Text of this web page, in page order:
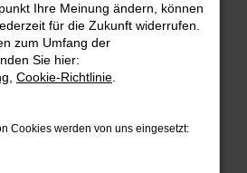
Error
aufgetreten.
die dir helfen können:
Firewall und deine
zum Beispiel deine
Ihre Meinung ändern, können
für die Zukunft widerrufen.
zum Umfang der
Sie hier:
Cookie-Richtlinie
Cookies werden von uns eingesetzt: